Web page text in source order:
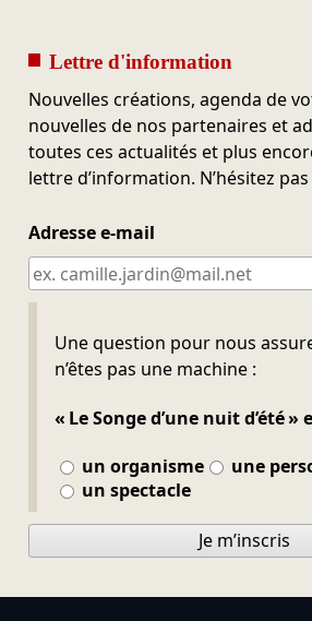
Lettre d'information
Nouvelles créations, agenda de
nouvelles de nos partenaires et
toutes ces actualités et plus
lettre d’information. N’hésitez
Adresse e-mail
Une question pour nous
n’êtes pas une machine :
« Le Songe d’une nuit d’été »
un organisme
une
un spectacle
Ne pas remplir
Je m’inscris